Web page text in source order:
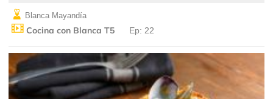
Blanca Mayandía
Cocina con Blanca T5 Ep: 22